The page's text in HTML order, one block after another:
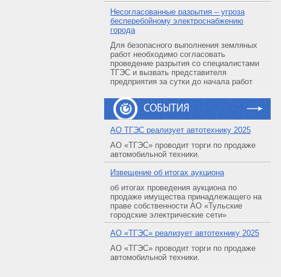
Несогласованные разрытия – угроза
бесперебойному электроснабжению
города
Для безопасного выполнения земляных
работ необходимо согласовать
проведение разрытия со специалистами
ТГЭС и вызвать представителя
предприятия за сутки до начала работ
СОБЫТИЯ
АO ТГЭС реализует автотехнику 2025
АО «ТГЭС» проводит торги по продаже
автомобильной техники.
Извещение об итогах аукциона
об итогах проведения аукциона по
продаже имущества принадлежащего на
праве собственности АО «Тульские
городские электрические сети»
АO «ТГЭС» реализует автотехнику 2025
АО «ТГЭС» проводит торги по продаже
автомобильной техники.